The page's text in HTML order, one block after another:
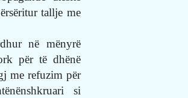
tallje me
në mënyrë
për të dhënë
me refuzim për
si